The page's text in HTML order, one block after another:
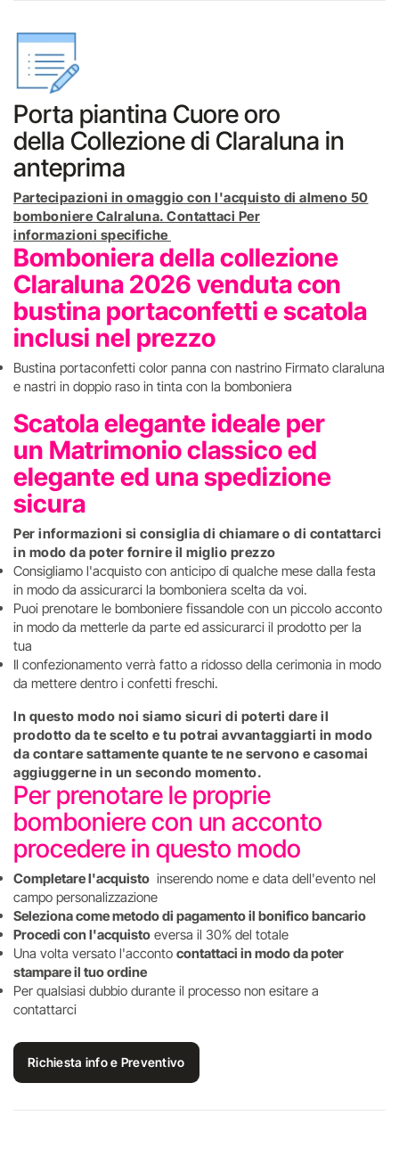
Porta piantina Cuore oro
della Collezione di Claraluna in
anteprima
Partecipazioni in omaggio con l'acquisto di almeno 50
bomboniere Calraluna. Contattaci Per
informazioni specifiche
Bomboniera della collezione
Claraluna 2026 venduta con
bustina portaconfetti e scatola
inclusi nel prezzo
Bustina portaconfetti color panna con nastrino Firmato claraluna
e nastri in doppio raso in tinta con la bomboniera
Scatola elegante ideale per
un Matrimonio classico ed
elegante ed una spedizione
sicura
Per informazioni si consiglia di chiamare o di contattarci
in modo da poter fornire il miglio prezzo
Consigliamo l'acquisto con anticipo di qualche mese dalla festa
in modo da assicurarci la bomboniera scelta da voi.
Puoi prenotare le bomboniere fissandole con un piccolo acconto
in modo da metterle da parte ed assicurarci il prodotto per la
tua
Il confezionamento verrà fatto a ridosso della cerimonia in modo
da mettere dentro i confetti freschi.
In questo modo noi siamo sicuri di poterti dare il
prodotto da te scelto e tu potrai avvantaggiarti in modo
da contare sattamente quante te ne servono e casomai
aggiuggerne in un secondo momento.
Per prenotare le proprie
bomboniere con un acconto
procedere in questo modo
Completare l'acquisto inserendo nome e data dell'evento nel
campo personalizzazione
Seleziona come metodo di pagamento il bonifico bancario
Procedi con l'acquisto eversa il 30% del totale
Una volta versato l'acconto contattaci in modo da poter
stampare il tuo ordine
Per qualsiasi dubbio durante il processo non esitare a
contattarci
Richiesta info e Preventivo